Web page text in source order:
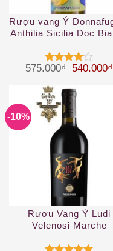
Rượu vang Ý
Anthilia Sicilia Doc
Được
45 sao
575.000₫ Giá gốc
540.000₫
-10%
Rượu Vang Ý Ludi
Velenosi Marche